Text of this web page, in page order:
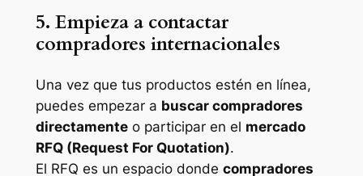
5. Empieza a contactar
compradores internacionales
Una vez que tus productos estén en línea,
puedes empezar a buscar compradores
directamenteo participar en el mercado
RFQ (Request For Quotation).
El RFQ es un espacio donde compradores